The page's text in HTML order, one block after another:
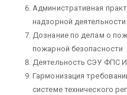
Административная
надзорной деятельности
Дознание по делам о
пожарной безопасности
Деятельность СЭУ ФПС
Гармонизация
системе технического